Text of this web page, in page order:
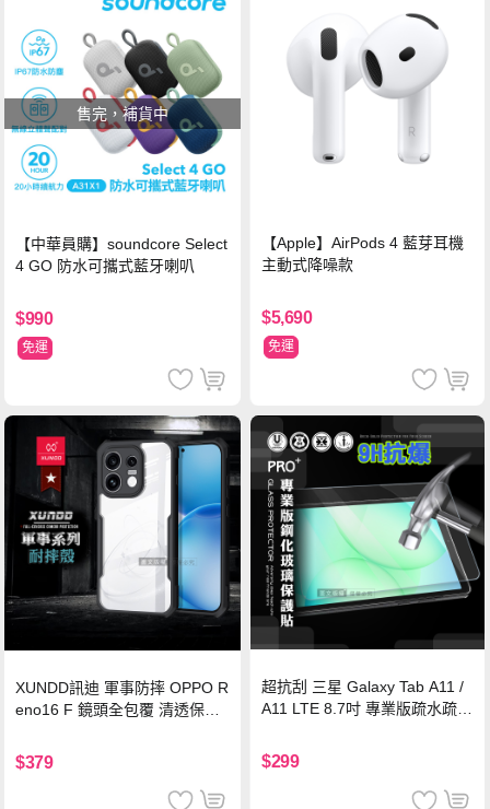
售完，補貨中
【中華員購】soundcore Select
4 GO 防水可攜式藍牙喇叭
$990
免運
【Apple】AirPods 4 藍芽耳機
主動式降噪款
$5,690
免運
XUNDD訊迪 軍事防摔 OPPO R
eno16 F 鏡頭全包覆 清透保護
$379
超抗刮 三星 Galaxy Tab A11 /
A11 LTE 8.7吋 專業版疏水疏油
$299